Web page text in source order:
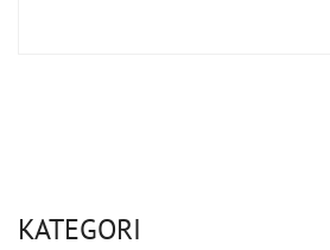
KATEGORI